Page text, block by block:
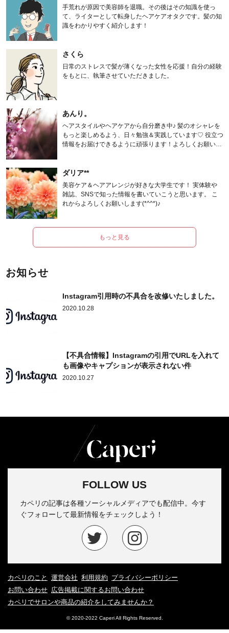
手荒れが原因で美容師を退職。その後はその知識を使っ
て、ライターとして転身したヘアケアオタクです。髪の知
識をわかりやすく紹介します！
さくら
日常のストレスで髪が薄くなった女性を応援！自分の経験
をもとに、執筆させていただきました。
あんり。
ヘアスタイルやヘアケアから自分磨き中♪ 髪のオシャレを
もっと楽しめるよう、日々勉強＆実践しています♡ 役立つ
情報をお届けできるように頑張ります！よろしくお願いし
ダリア**
美容ケア＆ヘアアレンジが好きな大学生です！ 実体験や
雑誌、SNSで知った情報を書いていこうと思います。 こ
れからよろしくお願いします(*^^*)♪
もっと見る
お知らせ
Instagram引用時の不具合を改修いたしました。
2020.10.28
【不具合情報】Instagramの引用でURLを入れて
も画像やキャプションが表示されない件
2020.10.27
FOLLOW US
カペリの記事は各種ソーシャルメディアでも配信中。今す
ぐフォローして最新情報をチェックしよう！
カペリのこと 運営会社 利用規約 プライバシーポリシー
お問い合わせ 広告掲載に関するお問い合わせ
カペリでサロンや商品の紹介をしてみませんか？
© 2020-2022 Caperi All Rights Reserved.